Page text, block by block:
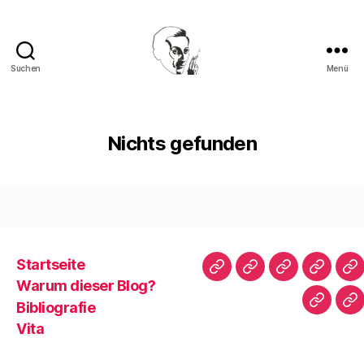
Suchen Menü
Nichts gefunden
Startseite
Warum dieser Blog?
Bibliografie
Vita
Startseite
WarumBibliografie
Vita
|